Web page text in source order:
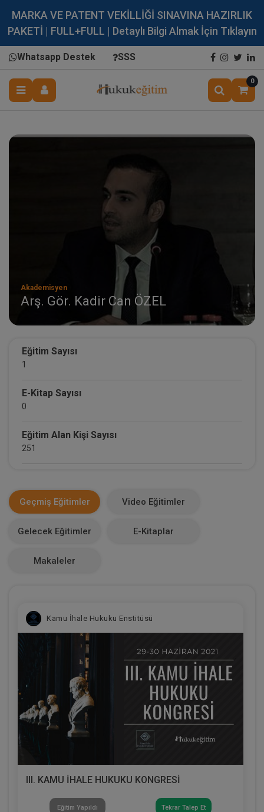
MARKA VE PATENT VEKİLLİĞİ SINAVINA HAZIRLIK
PAKETİ | FULL+FULL | Detaylı Bilgi Almak İçin Tıklayın
Whatsapp Destek SSS
0
Akademisyen
Arş. Gör. Kadir Can ÖZEL
Eğitim Sayısı
1
E-Kitap Sayısı
0
Eğitim Alan Kişi Sayısı
251
0
0
Geçmiş Eğitimler Video Eğitimler
Gelecek Eğitimler E-Kitaplar
Makaleler
Kamu İhale Hukuku Enstitüsü
III. KAMU İHALE HUKUKU KONGRESİ
Eğitim Yapıldı Tekrar Talep Et